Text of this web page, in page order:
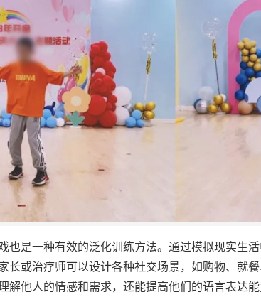
也是一种有效的泛化训练方法。通过模拟现实生
长或治疗师可以设计各种社交场景，如购物、就
解他人的情感和需求，还能提高他们的语言表达能